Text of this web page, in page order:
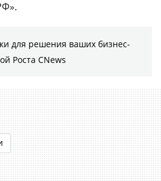
для решения ваших бизнес-
Роста CNews